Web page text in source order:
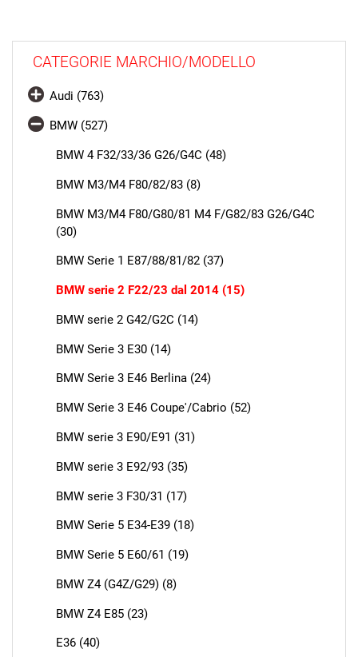
CATEGORIE MARCHIO/MODELLO
Audi (763)
BMW (527)
BMW 4 F32/33/36 G26/G4C (48)
BMW M3/M4 F80/82/83 (8)
BMW M3/M4 F80/G80/81 M4 F/G82/83 G26/G4C
(30)
BMW Serie 1 E87/88/81/82 (37)
BMW serie 2 F22/23 dal 2014 (15)
BMW serie 2 G42/G2C (14)
BMW Serie 3 E30 (14)
BMW Serie 3 E46 Berlina (24)
BMW Serie 3 E46 Coupe'/Cabrio (52)
BMW serie 3 E90/E91 (31)
BMW serie 3 E92/93 (35)
BMW serie 3 F30/31 (17)
BMW Serie 5 E34-E39 (18)
BMW Serie 5 E60/61 (19)
BMW Z4 (G4Z/G29) (8)
BMW Z4 E85 (23)
E36 (40)